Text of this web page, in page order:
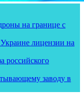
на границе с
лицензии на
российского
заводу в